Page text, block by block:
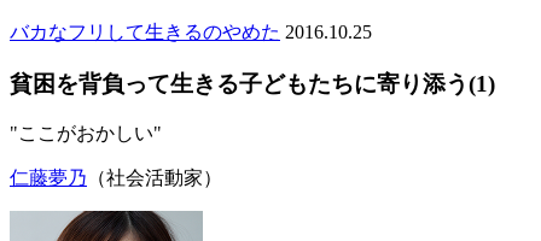
バカなフリして生きるのやめた 2016.10.25
貧困を背負って生きる子どもたちに寄り添う(1)
"ここがおかしい"
仁藤夢乃 （社会活動家）